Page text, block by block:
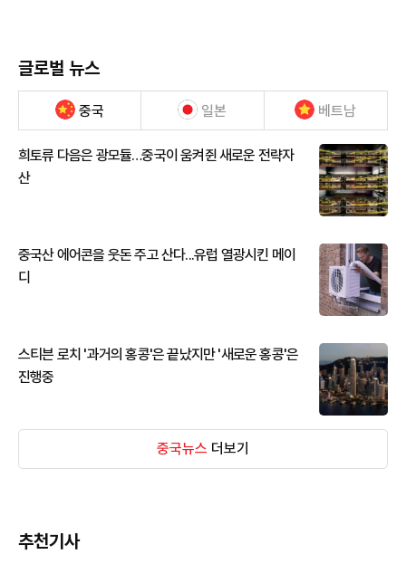
글로벌 뉴스
중국 일본 베트남
희토류 다음은 광모듈…중국이 움켜쥔 새로운 전략자
산
중국산 에어콘을 웃돈 주고 산다...유럽 열광시킨 메이
디
스티븐 로치 '과거의 홍콩'은 끝났지만 '새로운 홍콩'은
진행중
중국뉴스 더보기
추천기사